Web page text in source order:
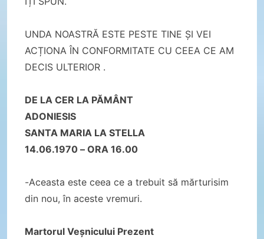
UNDA NOASTRĂ ESTE PESTE TINE ȘI VEI
ACȚIONA ÎN CONFORMITATE CU CEEA CE AM
DECIS ULTERIOR .
DE LA CER LA PĂMÂNT
ADONIESIS
SANTA MARIA LA STELLA
14.06.1970 – ORA 16.00
-Aceasta este ceea ce a trebuit să mărturisim
din nou, în aceste vremuri.
Martorul Veșnicului Prezent